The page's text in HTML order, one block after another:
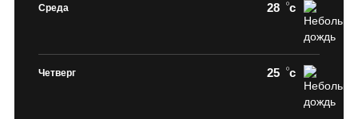
Среда 28 c
Четверг 25 c